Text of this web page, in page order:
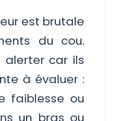
est brutale
du cou.
alerter car ils
à évaluer :
faiblesse ou
un bras ou